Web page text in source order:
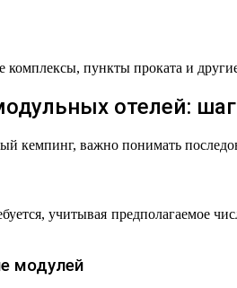
комплексы, пункты проката и
отелей:
кемпинг, важно понимать
учитывая
модулей